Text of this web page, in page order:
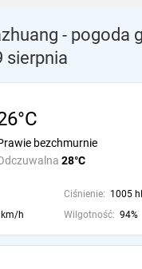
- pogoda
sierpnia
28°C
bezchmurnie
Ciśnienie: 1005
h Wilgotność: 94%